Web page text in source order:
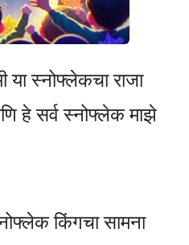
स्नोफ्लेकचा राजा
हे सर्व स्नोफ्लेक माझे
किंगचा सामना